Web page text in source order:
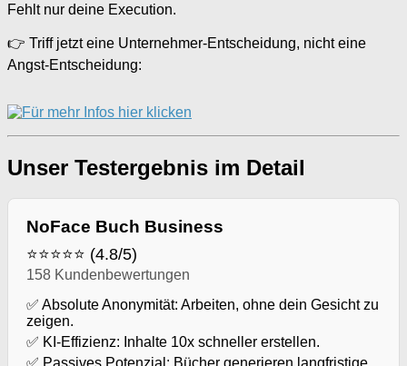
Fehlt nur deine Execution.
👉 Triff jetzt eine Unternehmer-Entscheidung, nicht eine
Angst-Entscheidung:
Unser Testergebnis im Detail
NoFace Buch Business
⭐⭐⭐⭐⭐ (4.8/5)
158 Kundenbewertungen
✅ Absolute Anonymität: Arbeiten, ohne dein Gesicht zu
zeigen.
✅ KI-Effizienz: Inhalte 10x schneller erstellen.